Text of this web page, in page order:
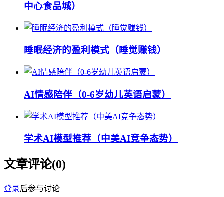
中心食品城）
睡眠经济的盈利模式（睡觉赚钱）
AI情感陪伴（0-6岁幼儿英语启蒙）
学术AI模型推荐（中美AI竞争态势）
文章评论(0)
登录后参与讨论